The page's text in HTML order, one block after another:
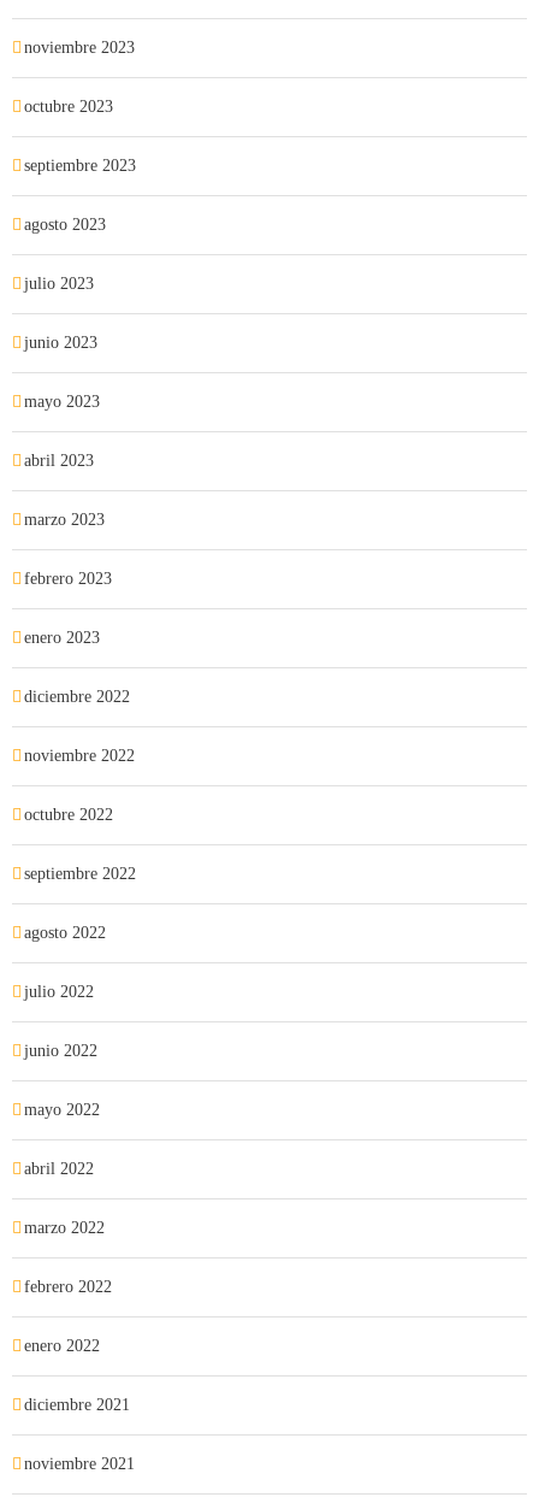
noviembre 2023
octubre 2023
septiembre 2023
agosto 2023
julio 2023
junio 2023
mayo 2023
abril 2023
marzo 2023
febrero 2023
enero 2023
diciembre 2022
noviembre 2022
octubre 2022
septiembre 2022
agosto 2022
julio 2022
junio 2022
mayo 2022
abril 2022
marzo 2022
febrero 2022
enero 2022
diciembre 2021
noviembre 2021